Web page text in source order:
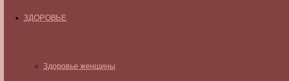
ЗДОРОВЬЕ
Здоровье женщины